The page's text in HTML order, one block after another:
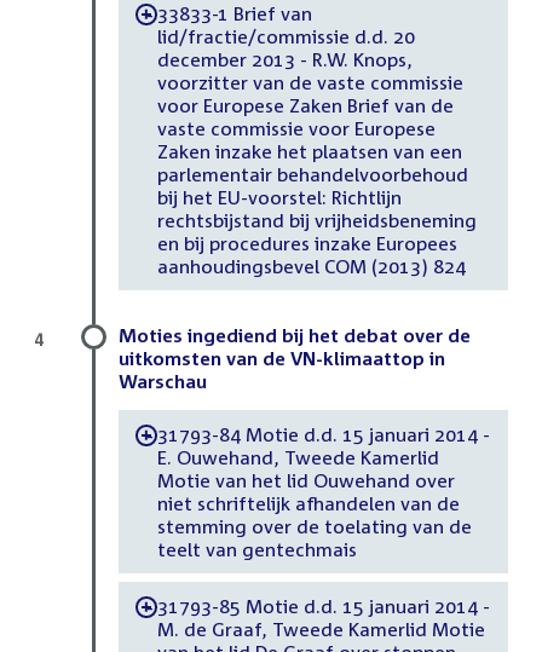
-33833-1 Brief van
lid/fractie/commissie d.d. 20
december 2013 - R.W. Knops,
voorzitter van de vaste commissie
voor Europese Zaken Brief van de
vaste commissie voor Europese
Zaken inzake het plaatsen van een
parlementair behandelvoorbehoud
bij het EU-voorstel: Richtlijn
rechtsbijstand bij vrijheidsbeneming
en bij procedures inzake Europees
aanhoudingsbevel COM (2013) 824
Moties ingediend bij het debat over de
uitkomsten van de VN-klimaattop in
Warschau
-31793-84 Motie d.d. 15 januari 2014 -
E. Ouwehand, Tweede Kamerlid
Motie van het lid Ouwehand over
niet schriftelijk afhandelen van de
stemming over de toelating van de
teelt van gentechmais
-31793-85 Motie d.d. 15 januari 2014 -
M. de Graaf, Tweede Kamerlid Motie
4